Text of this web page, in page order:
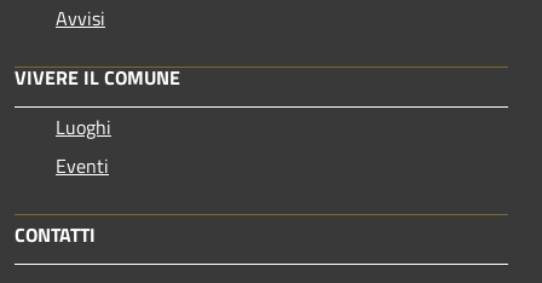
Avvisi
VIVERE IL COMUNE
Luoghi
Eventi
CONTATTI